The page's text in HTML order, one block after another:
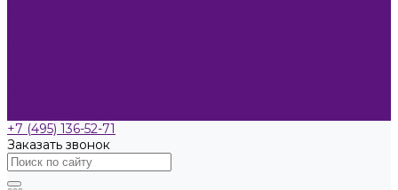
+7 (495) 136-52-71
Заказать звонок